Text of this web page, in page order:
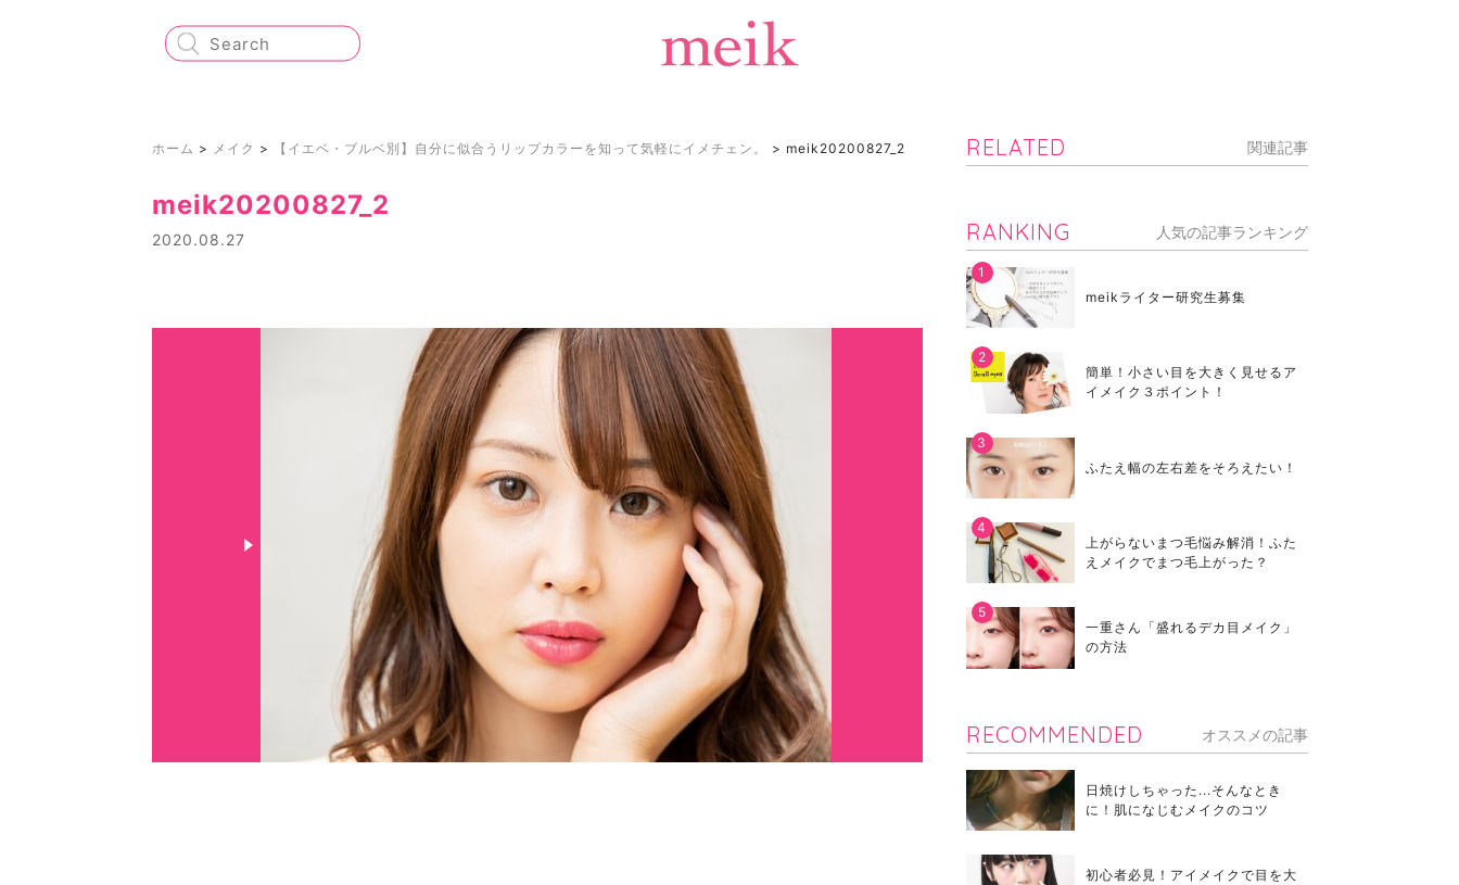
ホーム > メイク > 【イエベ・ブルベ別】自分に似合うリップカラーを知って気軽にイメチェン。 > meik20200827_2
meik20200827_2
2020.08.27
RELATED 関連記事
RANKING 人気の記事ランキング
meikライター研究生募集
簡単！小さい目を大きく見せるア
イメイク３ポイント！
ふたえ幅の左右差をそろえたい！
上がらないまつ毛悩み解消！ふた
えメイクでまつ毛上がった？
一重さん「盛れるデカ目メイク」
の方法
RECOMMENDED オススメの記事
日焼けしちゃった...そんなとき
に！肌になじむメイクのコツ
初心者必見！アイメイクで目を大